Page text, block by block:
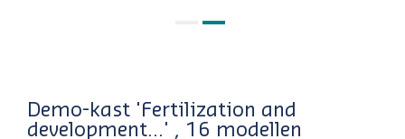
Demo-kast 'Fertilization and
development...' , 16 modellen